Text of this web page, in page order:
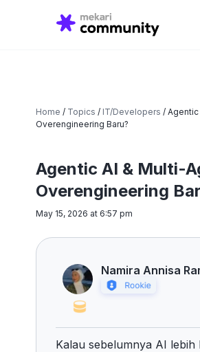
for:
Home / Topics / IT/Developers / Agentic
Overengineering Baru?
Agentic AI & Multi-
Overengineering
May 15, 2026 at 6:57 pm
Namira Annisa
Kalau sebelumnya AI lebih